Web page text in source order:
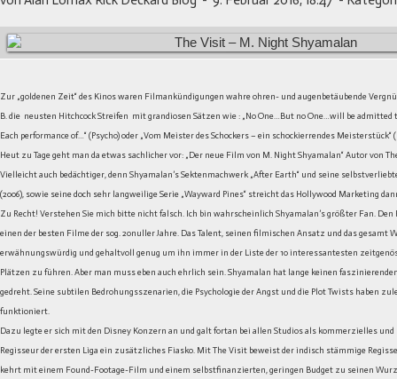
Zur „goldenen Zeit“ des Kinos waren Filmankündigungen wahre ohren- und augenbetäubende
B. die neusten Hitchcock Streifen mit grandiosen Sätzen wie : „No One…But no One…will be
Each performance of…“ (Psycho) oder „Vom Meister des Schockers – ein schockierrendes
Heut zu Tage geht man da etwas sachlicher vor: „Der neue Film von M. Night Shyamalan“ Autor von
Vielleicht auch bedächtiger, denn Shyamalan’s Sektenmachwerk „After Earth“ und seine
(2006), sowie seine doch sehr langweilige Serie „Wayward Pines“ streicht das Hollywood Marketing
Zu Recht! Verstehen Sie mich bitte nicht falsch. Ich bin wahrscheinlich Shyamalan’s größter Fan. Den
einen der besten Filme der sog. 20nuller Jahre. Das Talent, seinen filmischen Ansatz und das gesamt
erwähnungswürdig und gehaltvoll genug um ihn immer in der Liste der 10 interessantesten
Plätzen zu führen. Aber man muss eben auch ehrlich sein. Shyamalan hat lange keinen
gedreht. Seine subtilen Bedrohungsszenarien, die Psychologie der Angst und die Plot Twists haben
funktioniert.
Dazu legte er sich mit den Disney Konzern an und galt fortan bei allen Studios als kommerzielles
Regisseur der ersten Liga ein zusätzliches Fiasko. Mit The Visit beweist der indisch stämmige
kehrt mit einem Found-Footage-Film und einem selbstfinanzierten, geringen Budget zu seinen